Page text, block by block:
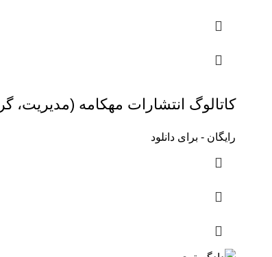
کاتالوگ انتشارات مهکامه
رایگان - برای دانلود